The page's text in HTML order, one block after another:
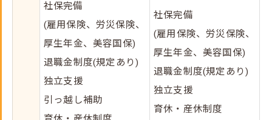
社保完備
(雇用保険、 労災保険、
厚生年金、 美容国保)
退職金制度(規定あり)
独立支援
引っ越し補助
社保完備
(雇用保険、 労災保険、
厚生年金、 美容国保)
退職金制度(規定あり)
独立支援
育休・産休制度